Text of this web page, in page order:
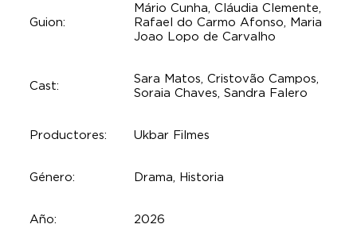
Guion:
Mário Cunha, Cláudia Clemente,
Rafael do Carmo Afonso, Maria
Joao Lopo de Carvalho
Cast:
Sara Matos, Cristovão Campos,
Soraia Chaves, Sandra Falero
Productores: Ukbar Filmes
Género: Drama, Historia
Año: 2026